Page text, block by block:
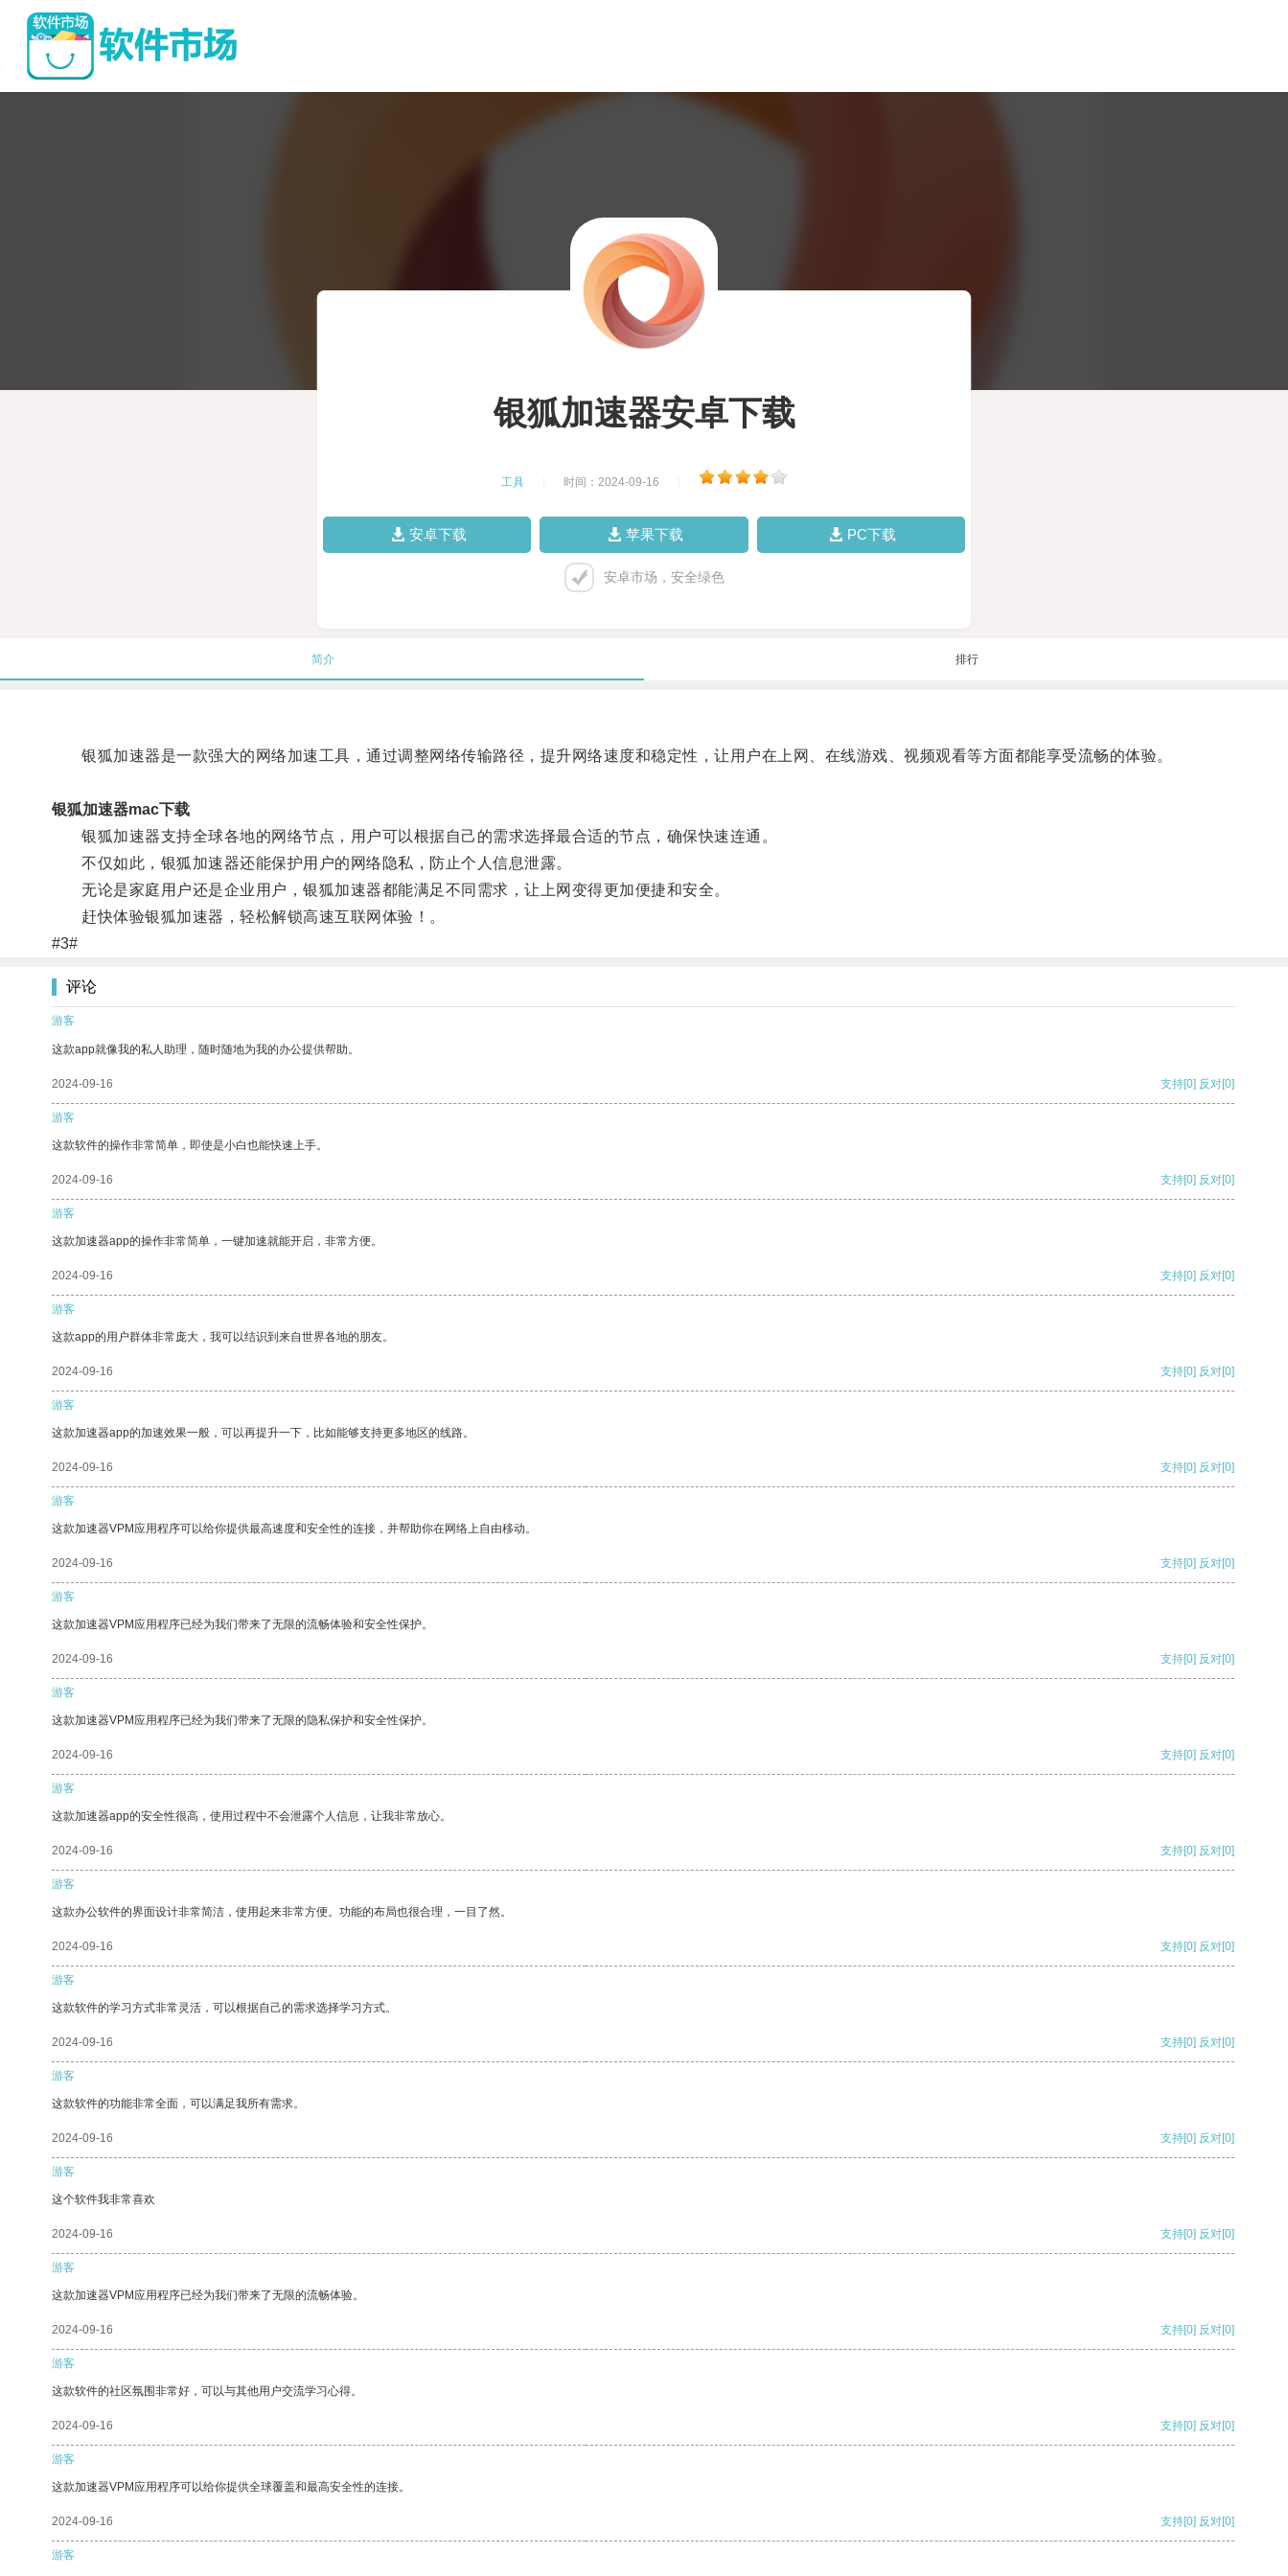
银狐加速器安卓下载
工具 时间：2024-09-16
安卓下载 苹果下载 PC下载
安卓市场，安全绿色
简介 排行
银狐加速器是一款强大的网络加速工具，通过调整网络传输路径，提升网络速度和稳定性，让用户在上网、在线游戏、视频观看等方面都能享受流畅的体验。
银狐加速器mac下载
银狐加速器支持全球各地的网络节点，用户可以根据自己的需求选择最合适的节点，确保快速连通。
不仅如此，银狐加速器还能保护用户的网络隐私，防止个人信息泄露。
无论是家庭用户还是企业用户，银狐加速器都能满足不同需求，让上网变得更加便捷和安全。
赶快体验银狐加速器，轻松解锁高速互联网体验！。
#3#
评论
游客
这款app就像我的私人助理，随时随地为我的办公提供帮助。
2024-09-16 支持[0] 反对[0]
游客
这款软件的操作非常简单，即使是小白也能快速上手。
2024-09-16 支持[0] 反对[0]
游客
这款加速器app的操作非常简单，一键加速就能开启，非常方便。
2024-09-16 支持[0] 反对[0]
游客
这款app的用户群体非常庞大，我可以结识到来自世界各地的朋友。
2024-09-16 支持[0] 反对[0]
游客
这款加速器app的加速效果一般，可以再提升一下，比如能够支持更多地区的线路。
2024-09-16 支持[0] 反对[0]
游客
这款加速器VPM应用程序可以给你提供最高速度和安全性的连接，并帮助你在网络上自由移动。
2024-09-16 支持[0] 反对[0]
游客
这款加速器VPM应用程序已经为我们带来了无限的流畅体验和安全性保护。
2024-09-16 支持[0] 反对[0]
游客
这款加速器VPM应用程序已经为我们带来了无限的隐私保护和安全性保护。
2024-09-16 支持[0] 反对[0]
游客
这款加速器app的安全性很高，使用过程中不会泄露个人信息，让我非常放心。
2024-09-16 支持[0] 反对[0]
游客
这款办公软件的界面设计非常简洁，使用起来非常方便。功能的布局也很合理，一目了然。
2024-09-16 支持[0] 反对[0]
游客
这款软件的学习方式非常灵活，可以根据自己的需求选择学习方式。
2024-09-16 支持[0] 反对[0]
游客
这款软件的功能非常全面，可以满足我所有需求。
2024-09-16 支持[0] 反对[0]
游客
这个软件我非常喜欢
2024-09-16 支持[0] 反对[0]
游客
这款加速器VPM应用程序已经为我们带来了无限的流畅体验。
2024-09-16 支持[0] 反对[0]
游客
这款软件的社区氛围非常好，可以与其他用户交流学习心得。
2024-09-16 支持[0] 反对[0]
游客
这款加速器VPM应用程序可以给你提供全球覆盖和最高安全性的连接。
2024-09-16 支持[0] 反对[0]
游客